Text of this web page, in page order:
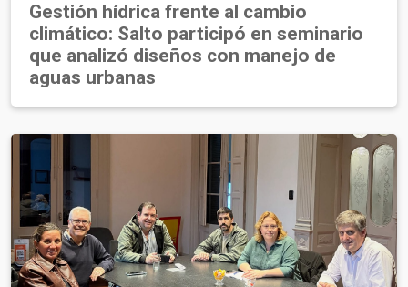
Gestión hídrica frente al cambio
climático: Salto participó en seminario
que analizó diseños con manejo de
aguas urbanas